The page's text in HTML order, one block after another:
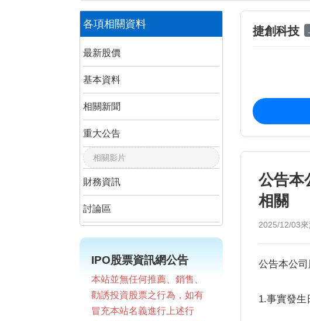
各項相關資料
最新股價
基本資料
相關新聞
重大公告
相關影片
財務資訊
討論區
IPO股票資訊網公告
本站並無任何推薦、銷售、
勸誘投資股票之行為，如有
冒充本站名義進行上述行
捷創科技
公告本
相關
2025/12/03
公告本公
1.事實發生